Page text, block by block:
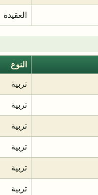
العقيدة
النوع
تربية
تربية
تربية
تربية
تربية
تربية